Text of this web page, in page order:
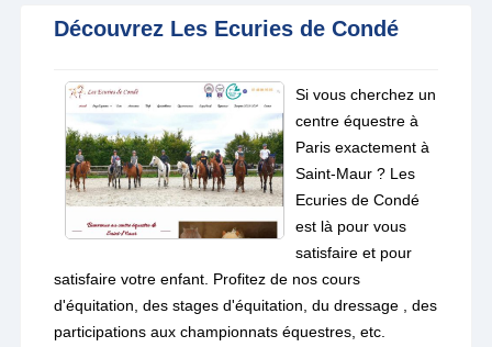
Découvrez Les Ecuries de Condé
Si vous cherchez un
centre équestre à
Paris exactement à
Saint-Maur ? Les
Ecuries de Condé
est là pour vous
satisfaire et pour
satisfaire votre enfant. Profitez de nos cours
d'équitation, des stages d'équitation, du dressage , des
participations aux championnats équestres, etc.